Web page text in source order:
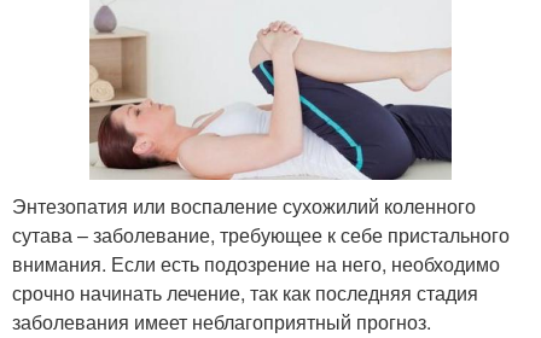
Энтезопатия или воспаление сухожилий коленного
сутава – заболевание, требующее к себе пристального
внимания. Если есть подозрение на него, необходимо
срочно начинать лечение, так как последняя стадия
заболевания имеет неблагоприятный прогноз.